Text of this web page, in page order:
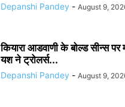
Depanshi Pandey - August 9,
कियारा आडवाणी के बोल्ड सीन्स पर
यश ने ट्रोलर्स...
Depanshi Pandey - August 9,